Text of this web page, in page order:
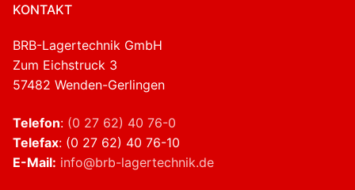
KONTAKT
BRB-Lagertechnik GmbH
Zum Eichstruck 3
57482 Wenden-Gerlingen
Telefon: (0 27 62) 40 76-0
Telefax: (0 27 62) 40 76-10
E-Mail: info@brb-lagertechnik.de